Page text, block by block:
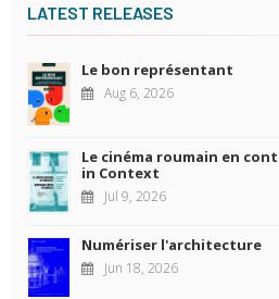
LATEST RELEASES
Le bon représentant
Aug 6, 2026
Le cinéma roumain en
in Context
Jul 9, 2026
Numériser l'architecture
Jun 18, 2026